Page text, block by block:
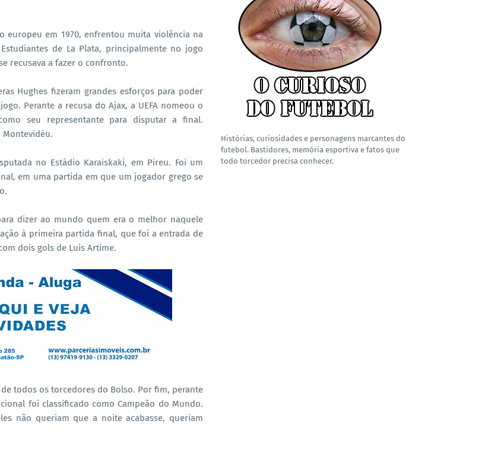
europeu em 1970, enfrentou muita violência na
de La Plata, principalmente no jogo
recusava a fazer o confronto.
Hughes fizeram grandes esforços para poder
Perante a recusa do Ajax, a UEFA nomeou o
seu representante para disputar a final.
Montevidéu.
no Estádio Karaiskaki, em Pireu. Foi um
em uma partida em que um jogador grego se
dizer ao mundo quem era o melhor naquele
à primeira partida final, que foi a entrada de
dois gols de Luis Artime.
todos os torcedores do Bolso. Por fim, perante
foi classificado como Campeão do Mundo.
não queriam que a noite acabasse, queriam
Histórias, curiosidades e personagens marcantes do
futebol. Bastidores, memória esportiva e fatos que
todo torcedor precisa conhecer.